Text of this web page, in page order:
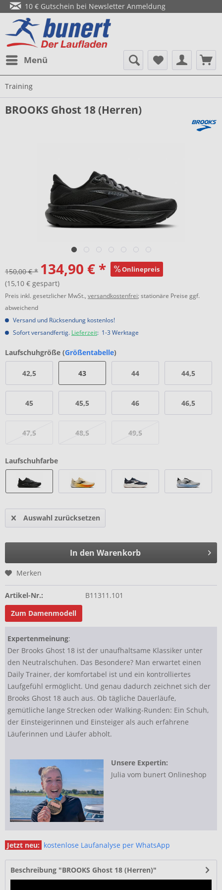
10 € Gutschein bei Newsletter Anmeldung
Menü
Training
BROOKS Ghost 18 (Herren)
150,00 € * 134,90 € * Onlinepreis
(15,10 € gespart)
Preis inkl. gesetzlicher MwSt., versandkostenfrei; stationäre Preise ggf.
abweichend
Versand und Rücksendung kostenlos!
Sofort versandfertig. Lieferzeit: 1-3 Werktage
Laufschuhgröße (Größentabelle)
42,5 43 44 44,5
45 45,5 46 46,5
47,5 48,5 49,5
Laufschuhfarbe
Auswahl zurücksetzen
In den Warenkorb
Merken
Artikel-Nr.:
B11311.101
Zum Damenmodell
Expertenmeinung:
Der Brooks Ghost 18 ist der unaufhaltsame Klassiker unter
den Neutralschuhen. Das Besondere? Man erwartet einen
Daily Trainer, der komfortabel ist und ein kontrolliertes
Laufgefühl ermöglicht. Und genau dadurch zeichnet sich der
Brooks Ghost 18 auch aus. Ob tägliche Dauerläufe,
gemütliche lange Strecken oder Walking-Runden: Ein Schuh,
der Einsteigerinnen und Einsteiger als auch erfahrene
Läuferinnen und Läufer abholt.
Unsere Expertin:
Julia vom bunert Onlineshop
Jetzt neu: kostenlose Laufanalyse per WhatsApp
Beschreibung "BROOKS Ghost 18 (Herren)"